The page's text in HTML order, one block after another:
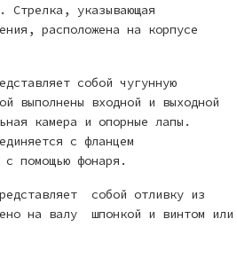
Стрелка, указывающая
расположена на корпусе
собой чугунную
выполнены входной и выходной
камера и опорные лапы.
с фланцем
с помощью фонаря.
собой отливку из
на валу шпонкой и винтом или